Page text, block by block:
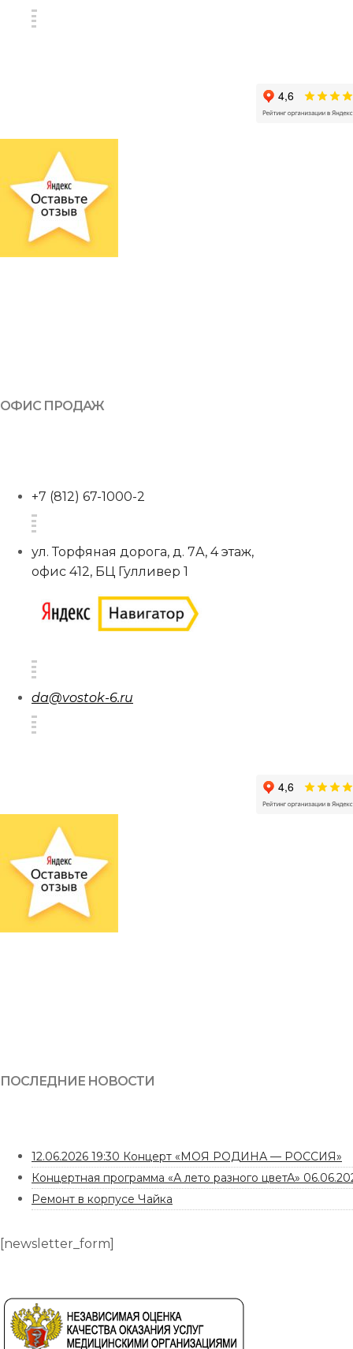
ОФИС ПРОДАЖ
+7 (812) 67-1000-2
ул. Торфяная дорога, д. 7А, 4 этаж,
офис 412, БЦ Гулливер 1
da@vostok-6.ru
ПОСЛЕДНИЕ НОВОСТИ
12.06.2026 19:30 Концерт «МОЯ РОДИНА — РОССИЯ»
Концертная программа «А лето разного цветА»
Ремонт в корпусе Чайка
[newsletter_form]